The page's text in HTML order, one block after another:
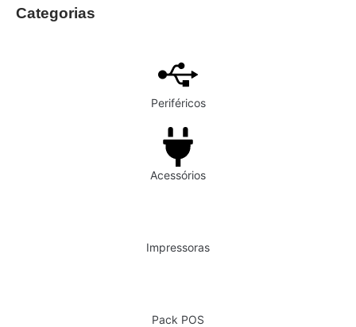
Categorias
Periféricos
Acessórios
Impressoras
Pack POS